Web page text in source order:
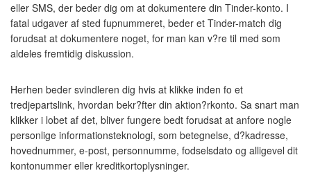
eller SMS, der beder dig om at dokumentere din Tinder-konto. I
fatal udgaver af sted fupnummeret, beder et Tinder-match dig
forudsat at dokumentere noget, for man kan v?re til med som
aldeles fremtidig diskussion.
Herhen beder svindleren dig hvis at klikke inden fo et
tredjepartslink, hvordan bekr?fter din aktion?rkonto. Sa snart man
klikker i lobet af det, bliver fungere bedt forudsat at anfore nogle
personlige informationsteknologi, som betegnelse, d?kadresse,
hovednummer, e-post, personnumme, fodselsdato og alligevel dit
kontonummer eller kreditkortoplysninger.